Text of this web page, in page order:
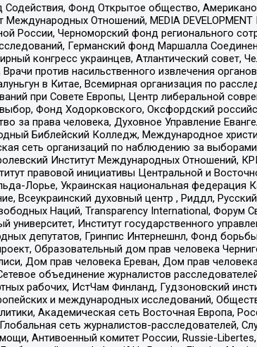
Фонд Открытое общество,
Отношений, MEDIA DEVELOPMENT
России, Черноморский фонд регионального
Германский фонд Маршалла
конгресс украинцев, Атлантический совет,
против насильственного извлечения
в Китае, Всемирная организация по
при Совете Европы, Центр либеральной
Фонд Ходорковского, Оксфордский
права человека, Духовное Управление
Библейский Колледж, Международное
сеть организаций по наблюдению за
Институт Международных
правовой инициативы Центральной и
Лорье, Украинская национальная федерация
Всеукраинский духовный центр , Риддл,
Наций, Transparеncy International, Форум
Институт государственного
депутатов, Гринпис Интернешнл, Фонд
Образовательный дом прав человека
Дом прав человека Ереван, Дом прав
объединение журналистов
рабочих, ИстЧам Финланд, Гудзоновский
и международных исследований,
Академическая сеть Восточная Европа,
сеть журналистов-расследователей,
Антивоенный комитет России, Russie-